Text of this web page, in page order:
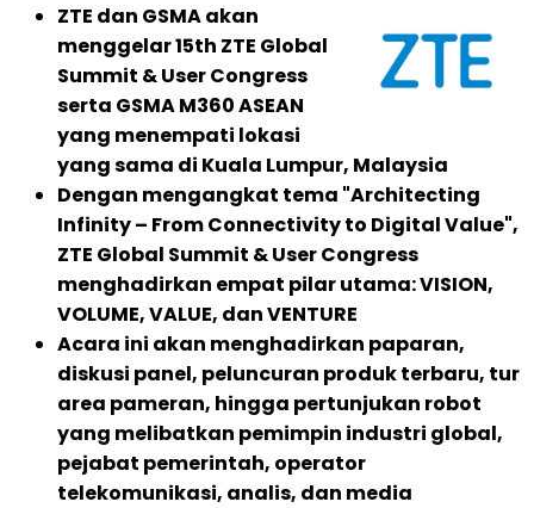
ZTE dan GSMA akan
menggelar 15th ZTE Global
Summit & User Congress
serta GSMA M360 ASEAN
yang menempati lokasi
yang sama di Kuala Lumpur, Malaysia
Dengan mengangkat tema "Architecting
Infinity – From Connectivity to Digital Value",
ZTE Global Summit & User Congress
menghadirkan empat pilar utama: VISION,
VOLUME, VALUE, dan VENTURE
Acara ini akan menghadirkan paparan,
diskusi panel, peluncuran produk terbaru, tur
area pameran, hingga pertunjukan robot
yang melibatkan pemimpin industri global,
pejabat pemerintah, operator
telekomunikasi, analis, dan media